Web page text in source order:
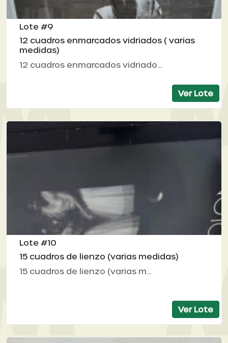
Lote #9
12 cuadros enmarcados vidriados ( varias
medidas)
12 cuadros enmarcados vidriado...
Ver Lote
Lote #10
15 cuadros de lienzo (varias medidas)
15 cuadros de lienzo (varias m...
Ver Lote